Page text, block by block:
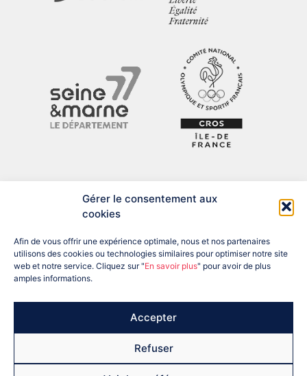
Gérer le consentement aux
cookies
Afin de vous offrir une expérience optimale, nous et nos partenaires
utilisons des cookies ou technologies similaires pour optimiser notre site
web et notre service. Cliquez sur "En savoir plus" pour avoir de plus
amples informations.
Accepter
Refuser
ADRESSE : 12 BIS RUE DU PRÉSIDENT DESPATYS, 77007 MELUN
TÉL : 01 60 56 04 57
EMAIL : SEINEETMARNE@FRANCEOLYMPIQUE.COM